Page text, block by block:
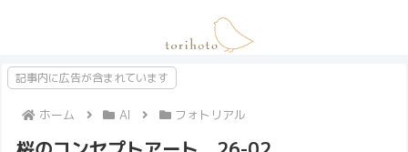
記事内に広告が含まれています
ホーム AI フォトリアル